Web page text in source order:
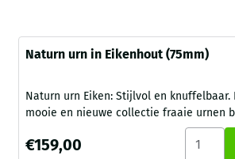
Naturn urn in Eikenhout (75mm)
Naturn urn Eiken: Stijlvol en knuffelbaar. Een
mooie en nieuwe collectie fraaie urnen
Gedenk Idee Zeeland. De Naturn urnen
collectie is ontstaan door 2 jonge
Prijs: 159,00
€159,00 Aantal